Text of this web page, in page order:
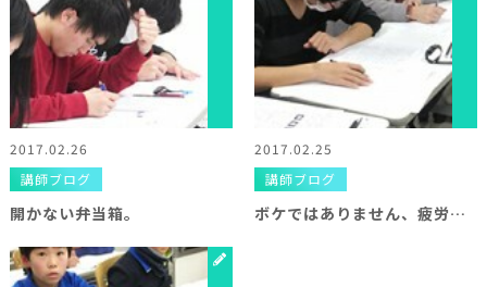
2017.02.26
講師ブログ
開かない弁当箱。
2017.02.25
講師ブログ
ボケではありません、疲労です＾＾；